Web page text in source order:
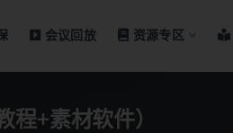
会议回放 资源专区
+素材软件）